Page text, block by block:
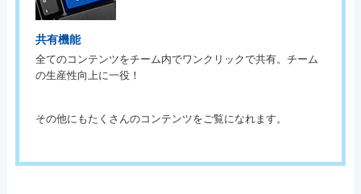
共有機能
全てのコンテンツをチーム内でワンクリックで共有。チーム
の生産性向上に一役！
その他にもたくさんのコンテンツをご覧になれます。